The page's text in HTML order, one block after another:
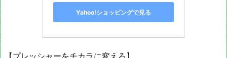
Yahoo!ショッピングで見る
【プレッシャーをチカラに変えろ】